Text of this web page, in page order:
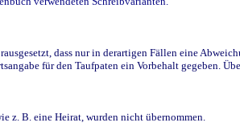
dass nur in derartigen Fällen eine
für den Taufpaten ein Vorbehalt gegeben.
z. B. eine Heirat, wurden nicht übernommen.